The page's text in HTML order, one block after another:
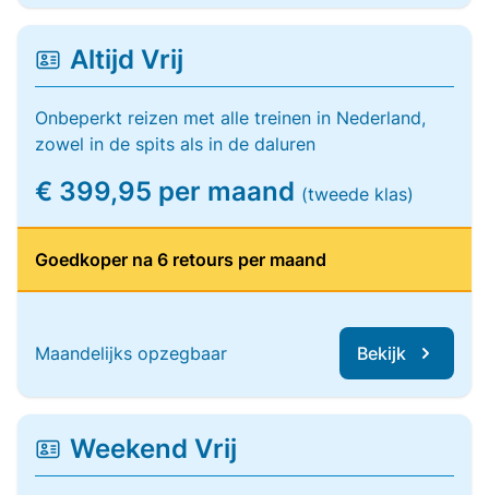
Altijd Vrij
Onbeperkt reizen met alle treinen in Nederland,
zowel in de spits als in de daluren
€ 399,95 per maand (tweede klas)
Goedkoper na 6 retours per maand
Maandelijks opzegbaar Bekijk
Weekend Vrij